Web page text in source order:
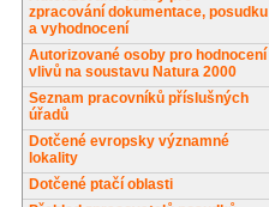
zpracování dokumentace, posudku
a vyhodnocení
Autorizované osoby pro hodnocení
vlivů na soustavu Natura 2000
Seznam pracovníků příslušných
úřadů
Dotčené evropsky významné
lokality
Dotčené ptačí oblasti